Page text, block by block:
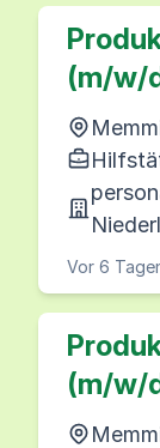
(m/w/
Vor 6
(m/w/